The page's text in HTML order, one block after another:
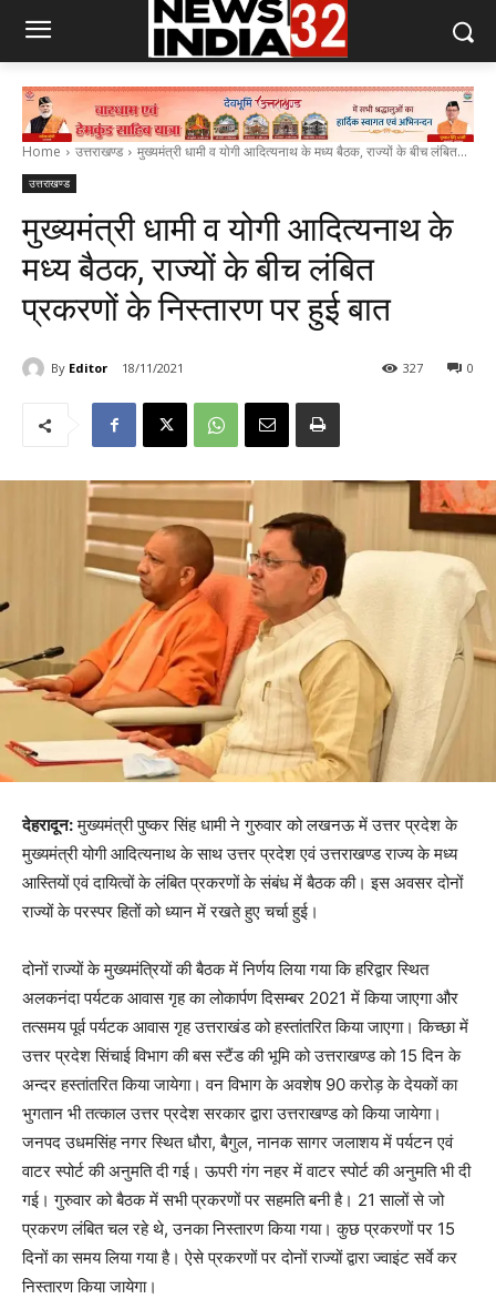
Home उत्तराखण्ड मुख्यमंत्री धामी व योगी आदित्यनाथ के मध्य बैठक, राज्यों के बीच लंबित...
उत्तराखण्ड
मुख्यमंत्री धामी व योगी आदित्यनाथ के
मध्य बैठक, राज्यों के बीच लंबित
प्रकरणों के निस्तारण पर हुई बात
By Editor 18/11/2021 0
327
देहरादून:मुख्यमंत्री पुष्कर सिंह धामी ने गुरुवार को लखनऊ में उत्तर प्रदेश के
मुख्यमंत्री योगी आदित्यनाथ के साथ उत्तर प्रदेश एवं उत्तराखण्ड राज्य के मध्य
आस्तियों एवं दायित्वों के लंबित प्रकरणों के संबंध में बैठक की। इस अवसर दोनों
राज्यों के परस्पर हितों को ध्यान में रखते हुए चर्चा हुई।
दोनों राज्यों के मुख्यमंत्रियों की बैठक में निर्णय लिया गया कि हरिद्वार स्थित
अलकनंदा पर्यटक आवास गृह का लोकार्पण दिसम्बर 2021 में किया जाएगा और
तत्समय पूर्व पर्यटक आवास गृह उत्तराखंड को हस्तांतरित किया जाएगा। किच्छा में
उत्तर प्रदेश सिंचाई विभाग की बस स्टैंड की भूमि को उत्तराखण्ड को 15 दिन के
अन्दर हस्तांतरित किया जायेगा। वन विभाग के अवशेष 90 करोड़ के देयकों का
भुगतान भी तत्काल उत्तर प्रदेश सरकार द्वारा उत्तराखण्ड को किया जायेगा।
जनपद उधमसिंह नगर स्थित धौरा, बैगुल, नानक सागर जलाशय में पर्यटन एवं
वाटर स्पोर्ट की अनुमति दी गई। ऊपरी गंग नहर में वाटर स्पोर्ट की अनुमति भी दी
गई। गुरुवार को बैठक में सभी प्रकरणों पर सहमति बनी है। 21 सालों से जो
प्रकरण लंबित चल रहे थे, उनका निस्तारण किया गया। कुछ प्रकरणों पर 15
दिनों का समय लिया गया है। ऐसे प्रकरणों पर दोनों राज्यों द्वारा ज्वाइंट सर्वे कर
निस्तारण किया जायेगा।